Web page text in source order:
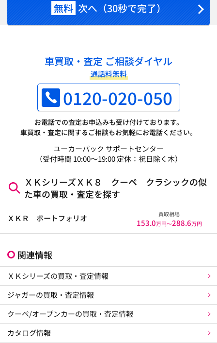
無料 次へ（30秒で完了）
車買取・査定 ご相談ダイヤル
通話料無料
0120-020-050
お電話での査定お申込みも受け付けております。
車買取・査定に関するご相談もお気軽にお電話ください。
ユーカーパック サポートセンター
（受付時間 10:00～19:00 定休：祝日除く木）
ＸＫシリーズＸＫ８ クーペ クラシックの似
た車の買取・査定を探す
ＸＫＲ ポートフォリオ 買取相場
153.0万円〜288.6万円
関連情報
ＸＫシリーズの買取・査定情報
ジャガーの買取・査定情報
クーペ/オープンカーの買取・査定情報
カタログ情報